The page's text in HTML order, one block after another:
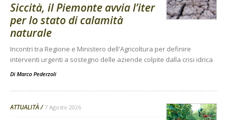
Siccità, il Piemonte avvia l’iter
per lo stato di calamità
naturale
Incontri tra Regione e Ministero dell'Agricoltura per definire
interventi urgenti a sostegno delle aziende colpite dalla crisi idrica
Di Marco Pederzoli
ATTUALITÀ 7 Agosto 2026